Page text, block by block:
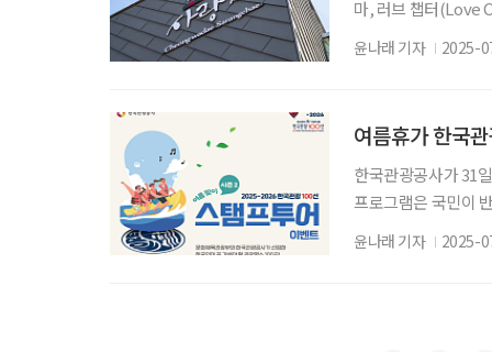
마, 러브 챕터(Love
속 사랑의 순간들
으로 ‘폭싹 속았수
윤나래 기자 2025-
여름휴가 한국
한국관광공사가 31
프로그램은 국민이
수 있게 기획했다.
나 인증용지에 도
윤나래 기자 2025-